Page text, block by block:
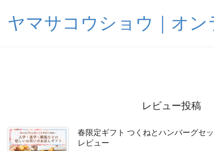
ヤマサコウショウ｜オ
レビュー投稿
春限定ギフト つくねとハンバーグセ
レビュー